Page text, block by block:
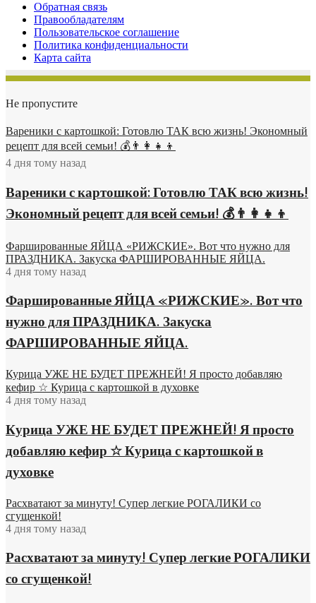
Обратная связь
Правообладателям
Пользовательское соглашение
Политика конфиденциальности
Карта сайта
Не пропустите
Вареники с картошкой: Готовлю ТАК всю жизнь! Экономный
рецепт для всей семьи! 💰👨👩👧👦
4 дня тому назад
Вареники с картошкой: Готовлю ТАК всю жизнь!
Экономный рецепт для всей семьи! 💰👨👩👧👦
Фаршированные ЯЙЦА «РИЖСКИЕ». Вот что нужно для
ПРАЗДНИКА. Закуска ФАРШИРОВАННЫЕ ЯЙЦА.
4 дня тому назад
Фаршированные ЯЙЦА «РИЖСКИЕ». Вот что
нужно для ПРАЗДНИКА. Закуска
ФАРШИРОВАННЫЕ ЯЙЦА.
Курица УЖЕ НЕ БУДЕТ ПРЕЖНЕЙ! Я просто добавляю
кефир ☆ Курица с картошкой в духовке
4 дня тому назад
Курица УЖЕ НЕ БУДЕТ ПРЕЖНЕЙ! Я просто
добавляю кефир ☆ Курица с картошкой в
духовке
Расхватают за минуту! Супер легкие РОГАЛИКИ со
сгущенкой!
4 дня тому назад
Расхватают за минуту! Супер легкие РОГАЛИКИ
со сгущенкой!